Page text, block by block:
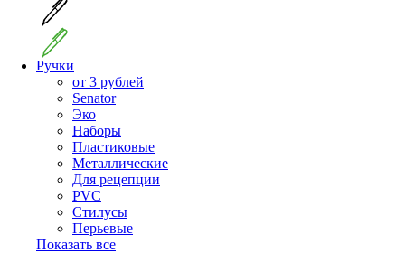
Ручки
от 3 рублей
Senator
Эко
Наборы
Пластиковые
Металлические
Для рецепции
PVC
Стилусы
Перьевые
Показать все